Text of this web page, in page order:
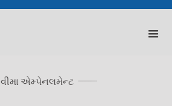
વીમા એમ્પેનલમેન્ટ